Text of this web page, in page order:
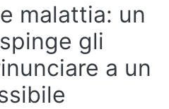
malattia: un
gli
a un